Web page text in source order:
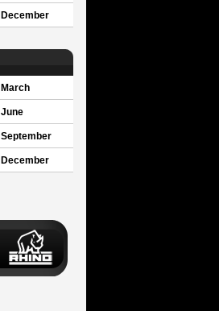
December
March
June
September
December